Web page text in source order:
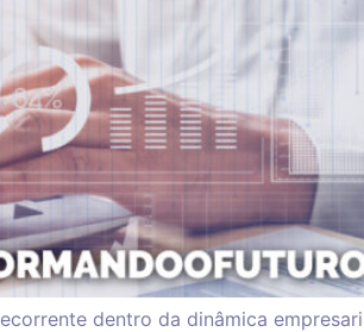
dentro da dinâmica